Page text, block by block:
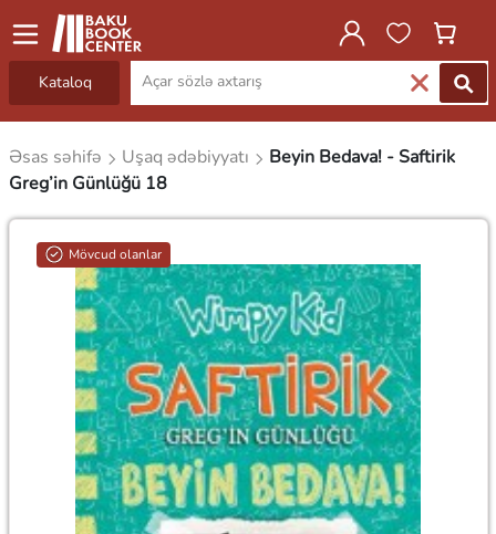
Kataloq
Əsas səhifə Uşaq ədəbiyyatı
Beyin Bedava! - Saftirik
Greg’in Günlüğü 18
Mövcud olanlar